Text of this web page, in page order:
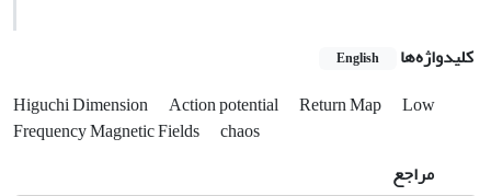
کلیدواژه‌ها English
Higuchi Dimension Action potential Return Map
Low
Frequency Magnetic Fields
chaos
مراجع